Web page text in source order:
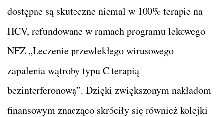
dostępne są skuteczne niemal w 100% terapie na
HCV, refundowane w ramach programu lekowego
NFZ „Leczenie przewlekłego wirusowego
zapalenia wątroby typu C terapią
bezinterferonową”. Dzięki zwiększonym nakładom
finansowym znacząco skróciły się również kolejki